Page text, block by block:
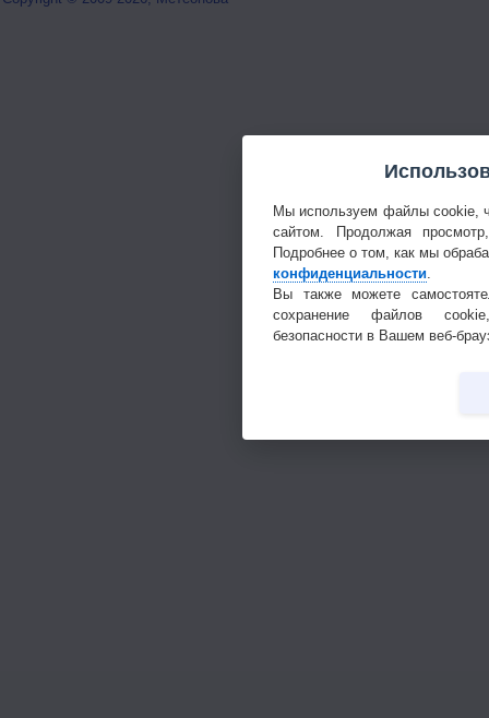
Мы используем файлы cookie,
сайтом. Продолжая
Подробнее о том, как мы
конфиденциальности
Вы также можете
сохранение файлов
безопасности в Вашем веб-